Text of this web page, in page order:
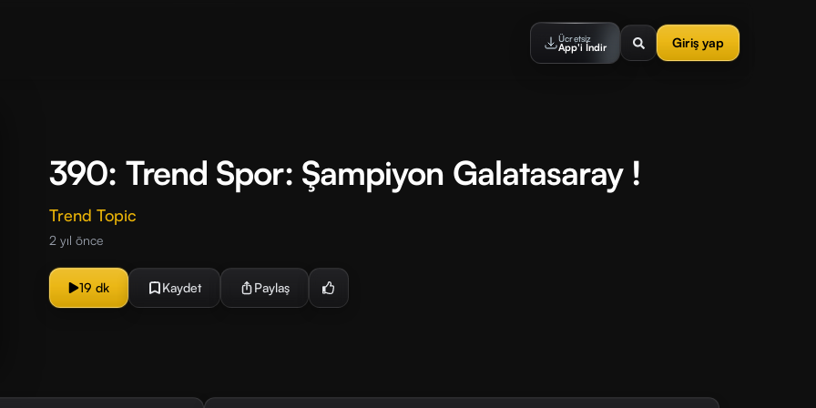
Ücretsiz
App'i İndir Giriş yap
390: Trend Spor: Şampiyon Galatasaray !
Trend Topic
2 yıl önce
19 dk Kaydet Paylaş